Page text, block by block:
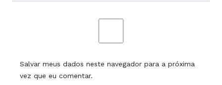
Salvar meus dados neste navegador para a próxima
vez que eu comentar.